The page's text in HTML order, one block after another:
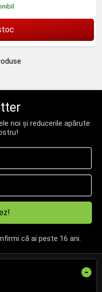
noi și reducerile apărute
că ai peste 16 ani.
-